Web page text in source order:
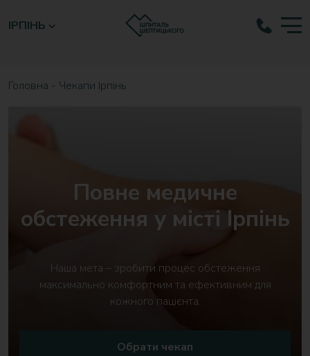
ІРПІНЬ
Головна - Чекапи Ірпінь
Повне медичне
обстеження у місті Ірпінь
Наша мета – зробити процес обстеження
максимально комфортним та ефективним для
кожного пацієнта.
Обрати чекап